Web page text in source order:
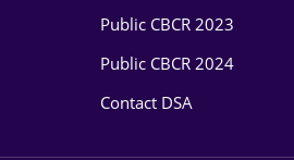
Public CBCR 2023
Public CBCR 2024
Contact DSA